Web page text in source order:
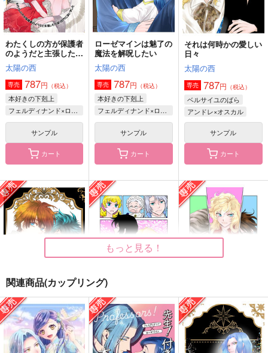
作品詳細 作品詳細 作品詳細
画
風化風葬
472円（税込）
フェルディナンド×ローゼマイン
サンプル
作品詳細
敷 My Favorite Thing
s
めっちょり
787円（税込）
クロエ・フォン・ベルン
シュタット
サンプル
太陽の騎士と月の姫２
ありこらんど
1,257円（税込）
フェルディナンド×ローゼマイン
サンプル
わたくしの方が保護者
のようだと主張したら
返り討ちにあいました
太陽の西
専売 787円 （税込）
本好きの下剋上
フェルディナンド×ローゼマイン
サンプル
カート
ローゼマインは魅了の
魔法を解呪したい
太陽の西
専売 787円 （税込）
本好きの下剋上
フェルディナンド×ローゼマイン
サンプル
カート
それは何時かの愛しい
日々
太陽の西
専売 787円 （税込）
ベルサイユのばら
アンドレ×オスカル
サンプル
カート
現状の最適解
太陽の西
専売 787円（税込）
心地よい均衡
太陽の西
専売 787円（税込）
大団円に続く道
太陽の西
専売 787円（税込）
もっと見る！
関連商品(カップリング)